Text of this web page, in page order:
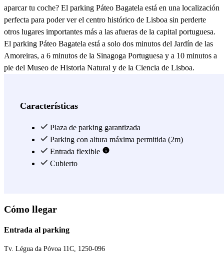
aparcar tu coche? El parking Páteo Bagatela está en una localización
perfecta para poder ver el centro histórico de Lisboa sin perderte
otros lugares importantes más a las afueras de la capital portuguesa.
El parking Páteo Bagatela está a solo dos minutos del Jardín de las
Amoreiras, a 6 minutos de la Sinagoga Portuguesa y a 10 minutos a
pie del Museo de Historia Natural y de la Ciencia de Lisboa.
por el contario, eres estudiante de la Universidade Aberta de Lisboa
Bagatela, tendrás el coche a solo 10 minutos de clase. Ya ves, con
Parclick lo tienes fácil. ¡No te lo pienses y reserva ya tu plaza de
aparcamiento en Lisboa!
Ver más
Características
Plaza de parking garantizada
Parking con altura máxima permitida (2m)
Entrada flexible
Cubierto
Cómo llegar
Entrada al parking
Tv. Légua da Póvoa 11C, 1250-096